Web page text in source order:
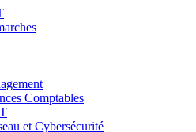
Comptables
et Cybersécurité